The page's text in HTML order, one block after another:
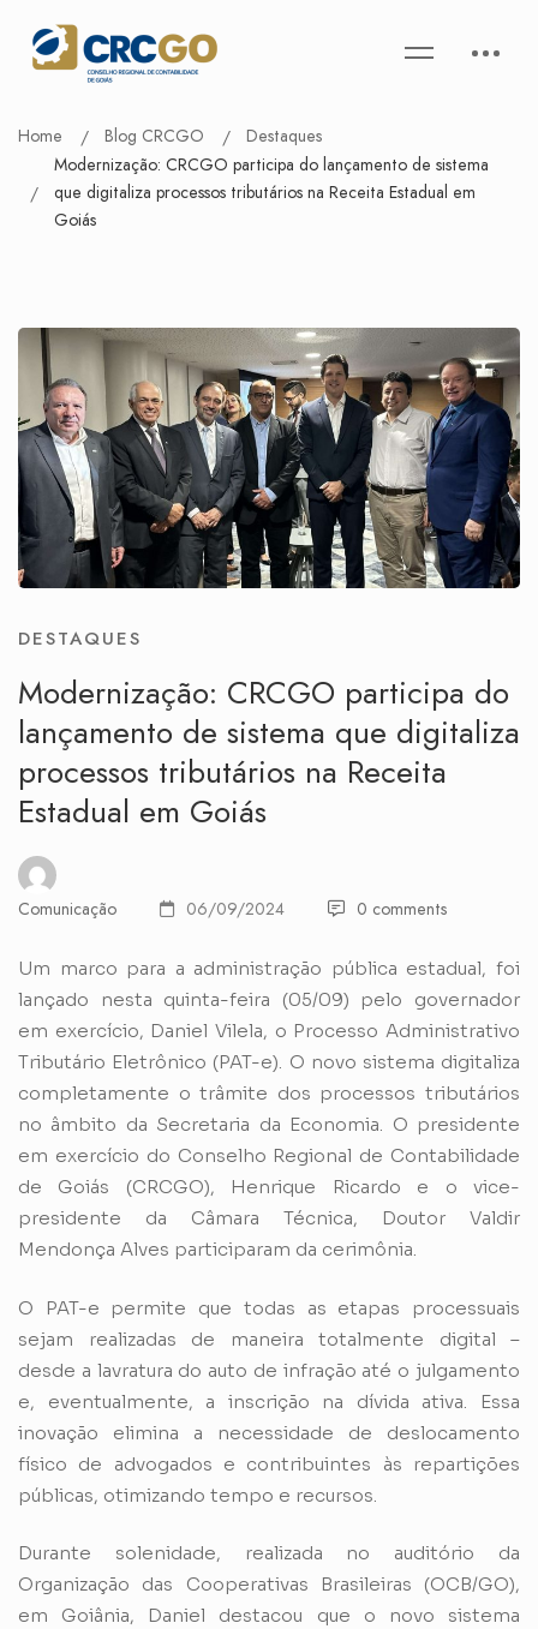
Home Blog CRCGO
Destaques
Modernização: CRCGO participa do lançamento de sistema
que digitaliza processos tributários na Receita Estadual em
Goiás
DESTAQUES
Modernização: CRCGO participa do
lançamento de sistema que digitaliza
processos tributários na Receita
Estadual em Goiás
Comunicação 06/09/2024 0 comments
Um marco para a administração pública estadual, foi
lançado nesta quinta-feira (05/09) pelo governador
em exercício, Daniel Vilela, o Processo Administrativo
Tributário Eletrônico (PAT-e). O novo sistema digitaliza
completamente o trâmite dos processos tributários
no âmbito da Secretaria da Economia. O presidente
em exercício do Conselho Regional de Contabilidade
de Goiás (CRCGO), Henrique Ricardo e o vice-
presidente da Câmara Técnica, Doutor Valdir
Mendonça Alves participaram da cerimônia.
O PAT-e permite que todas as etapas processuais
sejam realizadas de maneira totalmente digital –
desde a lavratura do auto de infração até o julgamento
e, eventualmente, a inscrição na dívida ativa. Essa
inovação elimina a necessidade de deslocamento
físico de advogados e contribuintes às repartições
públicas, otimizando tempo e recursos.
Durante solenidade, realizada no auditório da
Organização das Cooperativas Brasileiras (OCB/GO),
em Goiânia, Daniel destacou que o novo sistema